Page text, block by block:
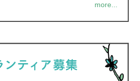
more...